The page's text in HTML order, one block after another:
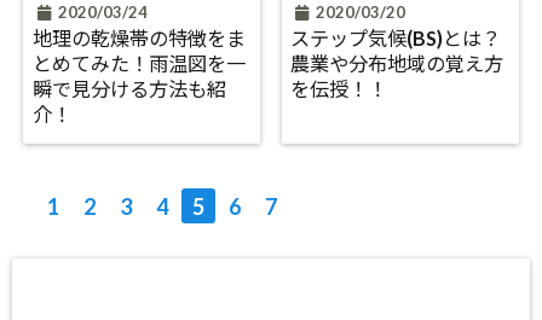
2020/03/24
地理の乾燥帯の特徴をま
とめてみた！雨温図を一
瞬で見分ける方法も紹
介！
2020/03/20
ステップ気候(BS)とは？
農業や分布地域の覚え方
を伝授！！
1 2 3 4 5 6 7